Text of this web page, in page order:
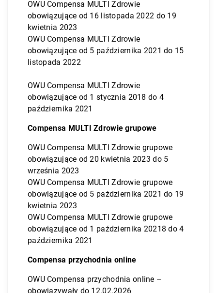
OWU Compensa MULTI Zdrowie
obowiązujące od 16 listopada 2022 do 19
kwietnia 2023
OWU Compensa MULTI Zdrowie
obowiązujące od 5 października 2021 do 15
listopada 2022
OWU Compensa MULTI Zdrowie
obowiązujące od 1 stycznia 2018 do 4
października 2021
Compensa MULTI Zdrowie grupowe
OWU Compensa MULTI Zdrowie grupowe
obowiązujące od 20 kwietnia 2023 do 5
września 2023
OWU Compensa MULTI Zdrowie grupowe
obowiązujące od 5 października 2021 do 19
kwietnia 2023
OWU Compensa MULTI Zdrowie grupowe
obowiązujące od 1 października 20218 do 4
października 2021
Compensa przychodnia online
OWU Compensa przychodnia online –
obowiązywały do 12.02.2026